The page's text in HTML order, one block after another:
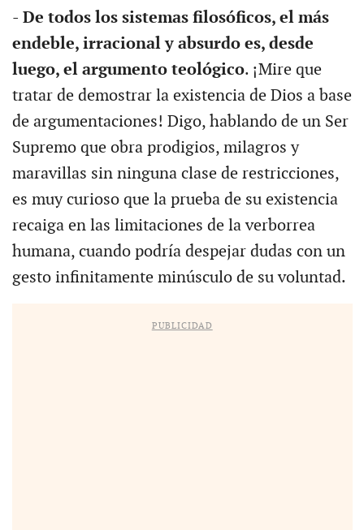
- De todos los sistemas filosóficos, el más
endeble, irracional y absurdo es, desde
luego, el argumento teológico. ¡Mire que
tratar de demostrar la existencia de Dios a base
de argumentaciones! Digo, hablando de un Ser
Supremo que obra prodigios, milagros y
maravillas sin ninguna clase de restricciones,
es muy curioso que la prueba de su existencia
recaiga en las limitaciones de la verborrea
humana, cuando podría despejar dudas con un
gesto infinitamente minúsculo de su voluntad.
PUBLICIDAD